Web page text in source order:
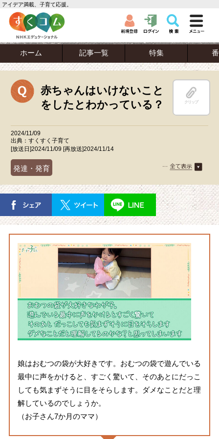
アイデア満載、子育て応援。
ホーム 記事一覧 特集
赤ちゃんはいけないこと
をしたとわかっている？
クリップ
2024/11/09
出典：すくすく子育て
[放送日]2024/11/09 [再放送]2024/11/14
発達・発育
娘はおむつの袋が大好きです。おむつの袋で遊んでいる
最中に声をかけると、すごく驚いて、そのあとにだっこ
しても気まずそうに目をそらします。ダメなことだと理
解しているのでしょうか。
（お子さん7か月のママ）